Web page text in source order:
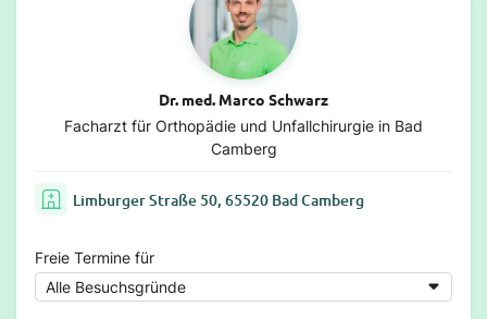
Dr. med. Marco Schwarz
Facharzt für Orthopädie und Unfallchirurgie in Bad
Camberg
Limburger Straße 50, 65520 Bad Camberg
Freie Termine für